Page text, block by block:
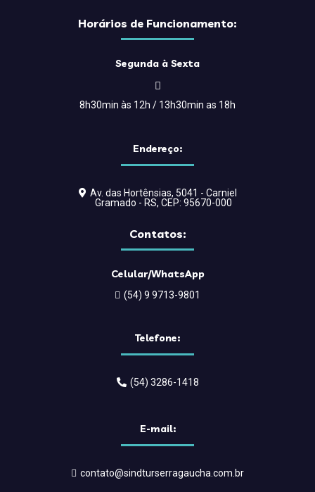
Horários de Funcionamento:
Segunda à Sexta
8h30min às 12h / 13h30min as 18h
Endereço:
Av. das Hortênsias, 5041 - Carniel
Gramado - RS, CEP: 95670-000
Contatos:
Celular/WhatsApp
(54) 9 9713-9801
Telefone:
(54) 3286-1418
E-mail:
contato@sindturserragaucha.com.br